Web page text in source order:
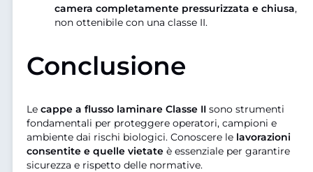
camera completamente pressurizzata e chiusa,
non ottenibile con una classe II.
Conclusione
Le cappe a flusso laminare Classe II sono strumenti
fondamentali per proteggere operatori, campioni e
ambiente dai rischi biologici. Conoscere le lavorazioni
consentite e quelle vietate è essenziale per garantire
sicurezza e rispetto delle normative.